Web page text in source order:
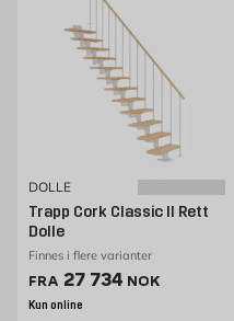
DOLLE
Trapp Cork Classic II Rett
Dolle
Finnes i flere varianter
FRA Pris 27734 NOK /stk
27 734 NOK
Kun online